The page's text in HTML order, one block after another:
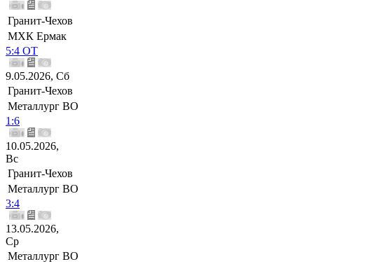
Гранит-Чехов
МХК Ермак
5:4 ОТ
9.05.2026, Сб
Гранит-Чехов
Металлург ВО
1:6
10.05.2026,
Вс
Гранит-Чехов
Металлург ВО
3:4
13.05.2026,
Ср
Металлург ВО